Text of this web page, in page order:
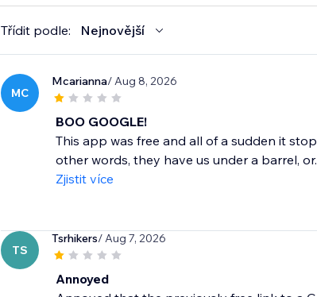
Třídit podle: Nejnovější
MC
Mcarianna/ Aug 8, 2026
BOO GOOGLE!
This app was free and all of a sudden it
other words, they have us under a barrel,
Zjistit více
TS
Tsrhikers/ Aug 7, 2026
Annoyed